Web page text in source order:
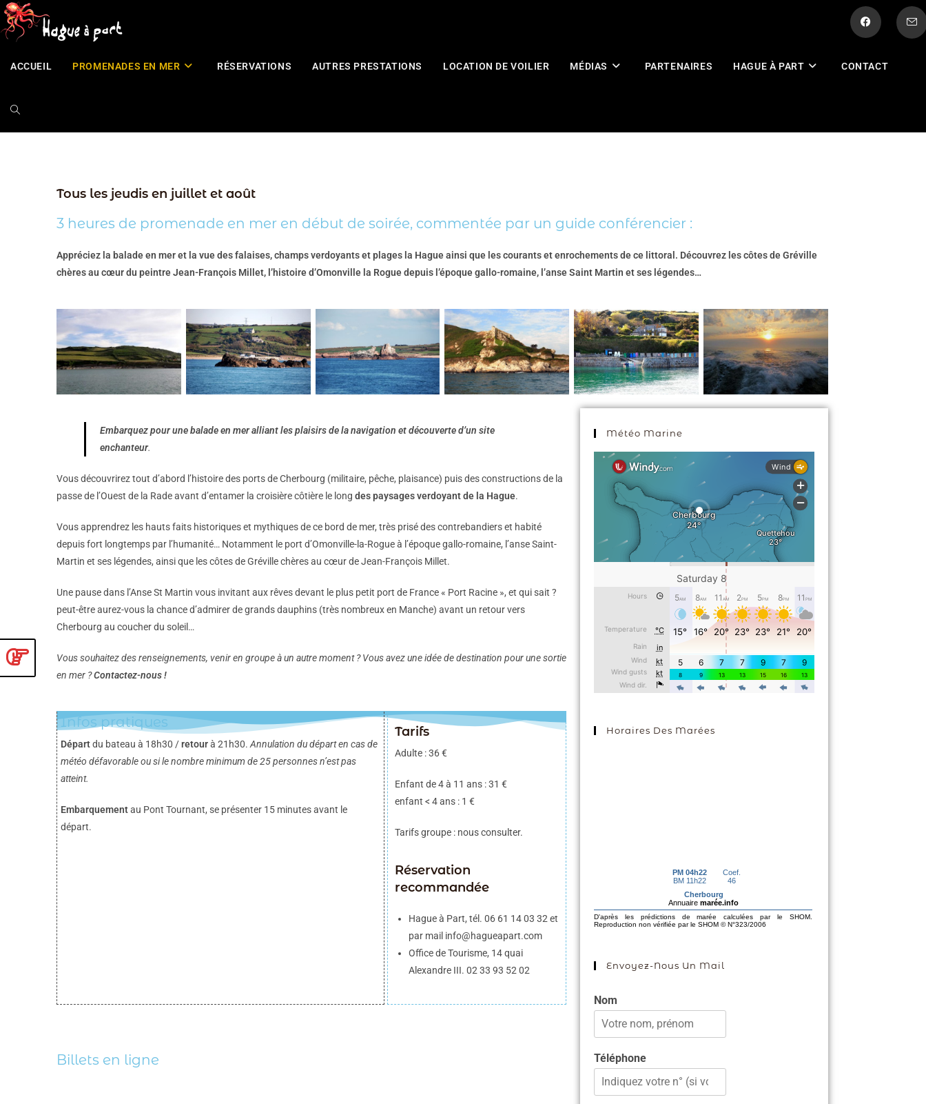
principal
ACCUEIL PROMENADES EN MER RÉSERVATIONS AUTRES PRESTATIONS LOCATION DE VOILIER MÉDIAS PARTENAIRES HAGUE À PART CONTACT
Tous les jeudis en juillet et août
3 heures de promenade en mer en début de soirée, commentée par un guide conférencier :
Appréciez la balade en mer et la vue des falaises, champs verdoyants et plages la Hague ainsi que les courants et enrochements de ce littoral. Découvrez les côtes de Gréville
chères au cœur du peintre Jean-François Millet, l’histoire d’Omonville la Rogue depuis l’époque gallo-romaine, l’anse Saint Martin et ses légendes…
Embarquez pour une balade en mer alliant les plaisirs de la navigation et découverte d’un site
enchanteur.
Vous découvrirez tout d’abord l’histoire des ports de Cherbourg (militaire, pêche, plaisance) puis des constructions de la
passe de l’Ouest de la Rade avant d’entamer la croisière côtière le long des paysages verdoyant de la Hague.
Vous apprendrez les hauts faits historiques et mythiques de ce bord de mer, très prisé des contrebandiers et habité
depuis fort longtemps par l’humanité… Notamment le port d’Omonville-la-Rogue à l’époque gallo-romaine, l’anse Saint-
Martin et ses légendes, ainsi que les côtes de Gréville chères au cœur de Jean-François Millet.
Une pause dans l’Anse St Martin vous invitant aux rêves devant le plus petit port de France « Port Racine », et qui sait ?
peut-être aurez-vous la chance d’admirer de grands dauphins (très nombreux en Manche) avant un retour vers
Cherbourg au coucher du soleil…
Vous souhaitez des renseignements, venir en groupe à un autre moment ? Vous avez une idée de destination pour une sortie
en mer ?Contactez-nous !
Infos pratiques
Départdu bateau à 18h30 /retourà 21h30. Annulation du départ en cas de
météo défavorable ou si le nombre minimum de 25 personnes n’est pas
atteint.
Embarquementau Pont Tournant, se présenter 15 minutes avant le
départ.
Tarifs
Adulte : 36 €
Enfant de 4 à 11 ans : 31 €
enfant < 4 ans : 1 €
Tarifs groupe : nous consulter.
Réservation
recommandée
Hague à Part, tél. 06 61 14 03 32 et
par mail info@hagueapart.com
Office de Tourisme, 14 quai
Alexandre III. 02 33 93 52 02
Billets en ligne
Météo Marine
Horaires Des Marées
Envoyez-Nous Un Mail
Nom
Téléphone